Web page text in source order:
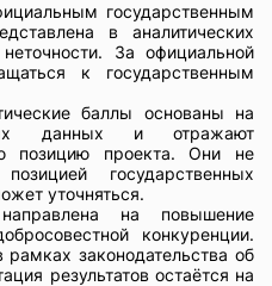
государственным
в аналитических
За официальной
к государственным
баллы основаны на
данных и отражают
позицию проекта. Они не
государственных
уточняться.
на повышение
конкуренции.
законодательства об
результатов остаётся на